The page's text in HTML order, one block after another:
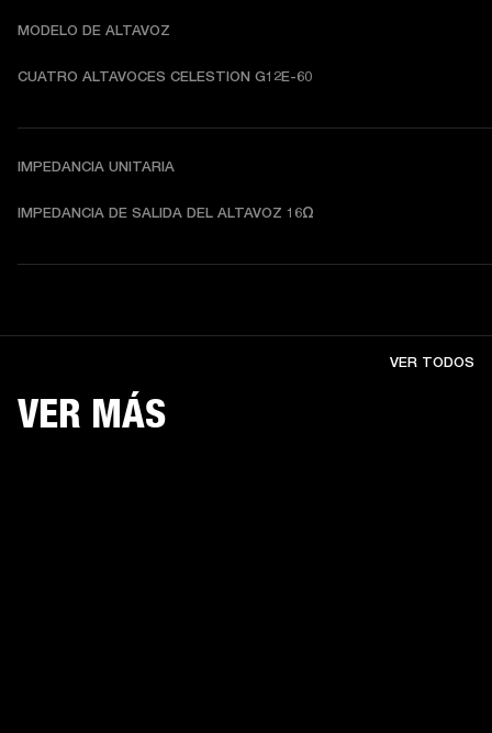
MODELO DE ALTAVOZ
CUATRO ALTAVOCES CELESTION G12E-60
IMPEDANCIA UNITARIA
IMPEDANCIA DE SALIDA DEL ALTAVOZ 16Ω
VER MÁS
VER TODOS